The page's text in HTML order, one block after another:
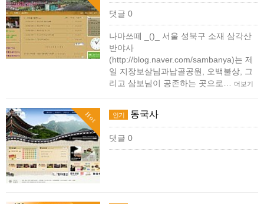
댓글 0
나마쓰떼 _()_ 서울 성북구 소재 삼각산
반야사
(http://blog.naver.com/sambanya)는 제
일 지장보살님과납골공원, 오백불상, 그
리고 삼보님이 공존하는 곳으로…
더보기
Hot 인기 동국사
댓글 0